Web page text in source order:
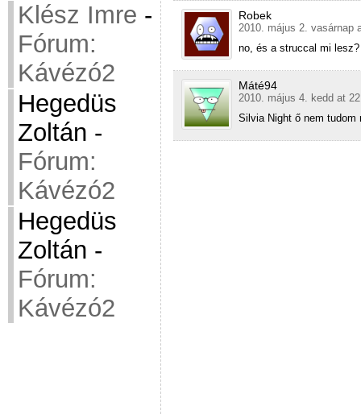
Klész Imre -
Fórum:
Kávézó2
Hegedüs
Zoltán -
Fórum:
Kávézó2
Hegedüs
Zoltán -
Fórum:
Kávézó2
Robek
2010. május 2. vasárnap
no, és a struccal mi lesz?
Máté94
2010. május 4. kedd at
Silvia Night ő nem